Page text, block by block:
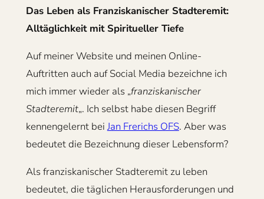
Das Leben als Franziskanischer Stadteremit:
Alltäglichkeit mit Spiritueller Tiefe
Auf meiner Website und meinen Online-
Auftritten auch auf Social Media bezeichne ich
mich immer wieder als „franziskanischer
Stadteremit„. Ich selbst habe diesen Begriff
kennengelernt beiJan Frerichs OFS. Aber was
bedeutet die Bezeichnung dieser Lebensform?
Als franziskanischer Stadteremit zu leben
bedeutet, die täglichen Herausforderungen und